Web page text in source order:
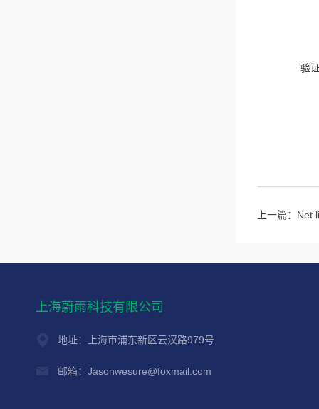
验
上一篇： Net
上海蔚雨科技有限公司
地址：上海市浦东新区云汉路979号
邮箱：Jasonwesure@foxmail.com